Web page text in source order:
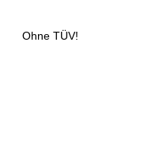
Ohne TÜV!